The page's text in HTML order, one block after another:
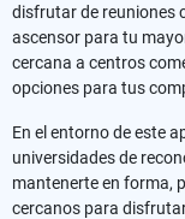
disfrutar de reuniones
ascensor para tu
cercana a centros
opciones para tus
En el entorno de este
universidades de
mantenerte en forma,
cercanos para